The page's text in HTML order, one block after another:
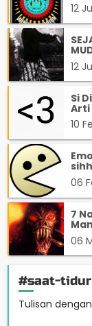
12
12
Si
Arti
10
06
7
06
#saat-tidur
Tulisan